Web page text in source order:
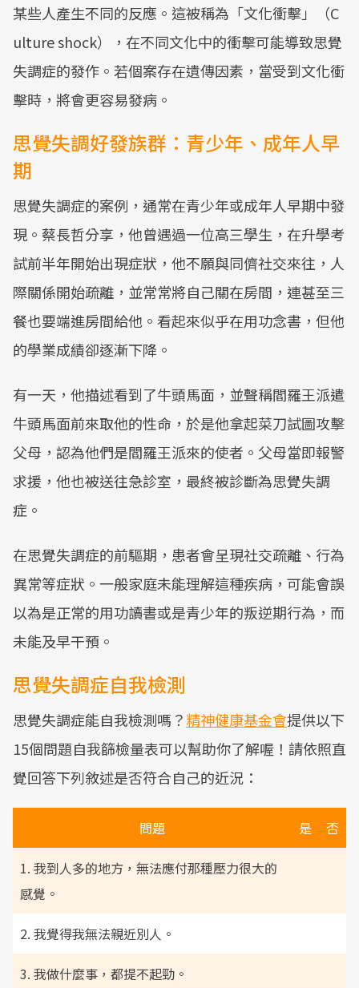
某些人產生不同的反應。這被稱為「文化衝擊」（C
ulture shock），在不同文化中的衝擊可能導致思覺
失調症的發作。若個案存在遺傳因素，當受到文化衝
擊時，將會更容易發病。
思覺失調好發族群：青少年、成年人早
期
思覺失調症的案例，通常在青少年或成年人早期中發
現。蔡長哲分享，他曾遇過一位高三學生，在升學考
試前半年開始出現症狀，他不願與同儕社交來往，人
際關係開始疏離，並常常將自己關在房間，連甚至三
餐也要端進房間給他。看起來似乎在用功念書，但他
的學業成績卻逐漸下降。
有一天，他描述看到了牛頭馬面，並聲稱閻羅王派遣
牛頭馬面前來取他的性命，於是他拿起菜刀試圖攻擊
父母，認為他們是閻羅王派來的使者。父母當即報警
求援，他也被送往急診室，最終被診斷為思覺失調
症。
在思覺失調症的前驅期，患者會呈現社交疏離、行為
異常等症狀。一般家庭未能理解這種疾病，可能會誤
以為是正常的用功讀書或是青少年的叛逆期行為，而
未能及早干預。
思覺失調症自我檢測
思覺失調症能自我檢測嗎？精神健康基金會提供以下
15個問題自我篩檢量表可以幫助你了解喔！請依照直
覺回答下列敘述是否符合自己的近況：
問題 是 否
1. 我到人多的地方，無法應付那種壓力很大的
感覺。
2. 我覺得我無法親近別人。
3. 我做什麼事，都提不起勁。